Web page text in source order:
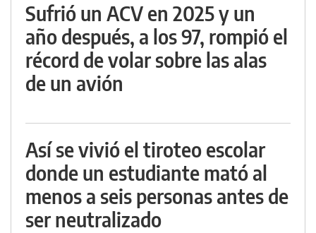
Sufrió un ACV en 2025 y un
año después, a los 97, rompió el
récord de volar sobre las alas
de un avión
Así se vivió el tiroteo escolar
donde un estudiante mató al
menos a seis personas antes de
ser neutralizado